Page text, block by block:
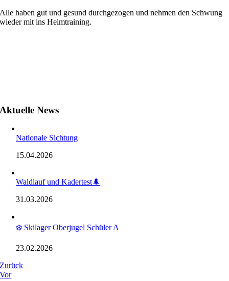
Alle haben gut und gesund durchgezogen und nehmen den Schwung
wieder mit ins Heimtraining.
Aktuelle News
Nationale Sichtung
15.04.2026
Waldlauf und Kadertest🌲
31.03.2026
❄️ Skilager Oberjugel Schüler A
23.02.2026
Zurück
Vor